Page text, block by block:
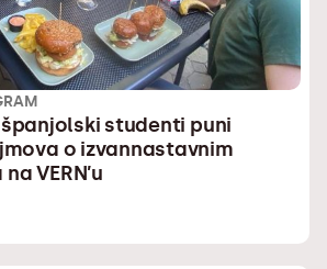
studenti puni
o izvannastavnim
VERN’u